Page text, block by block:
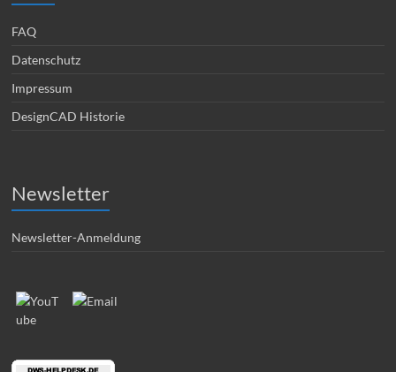
FAQ
Datenschutz
Impressum
DesignCAD Historie
Newsletter
Newsletter-Anmeldung